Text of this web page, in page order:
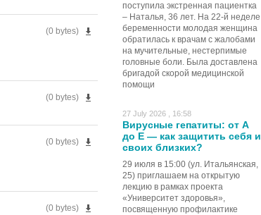
поступила экстренная пациентка
– Наталья, 36 лет. На 22-й неделе
беременности молодая женщина
обратилась к врачам с жалобами
на мучительные, нестерпимые
головные боли. Была доставлена
бригадой скорой медицинской
помощи
27 July 2026 , 16:58
Вирусные гепатиты: от А
до Е — как защитить себя и
своих близких?
29 июля в 15:00 (ул. Итальянская,
25) приглашаем на открытую
лекцию в рамках проекта
«Университет здоровья»,
посвященную профилактике
(0 bytes)
(0 bytes)
(0 bytes)
(0 bytes)